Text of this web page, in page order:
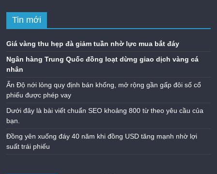
Tin mới
Giá vàng thu hẹp đà giảm tuần nhờ lực mua bắt đáy
Ngân hàng Trung Quốc đồng loạt dừng giao dịch vàng cá
nhân
Ấn Độ nới lỏng quy định bán khống, mở rộng gần gấp đôi số cổ
phiếu được phép vay
Dưới đây là bài viết chuẩn SEO khoảng 800 từ theo yêu cầu của
bạn.
Đồng yên xuống đáy 40 năm khi đồng USD tăng mạnh nhờ lợi
suất trái phiếu